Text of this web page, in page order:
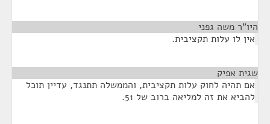
היו"ר משה גפני
אין לו עלות תקציבית.
שגית אפיק
אם תהיה לחוק עלות תקציבית, והממשלה תתנגד, עדיין תוכל
להביא את זה למליאה ברוב של 51.